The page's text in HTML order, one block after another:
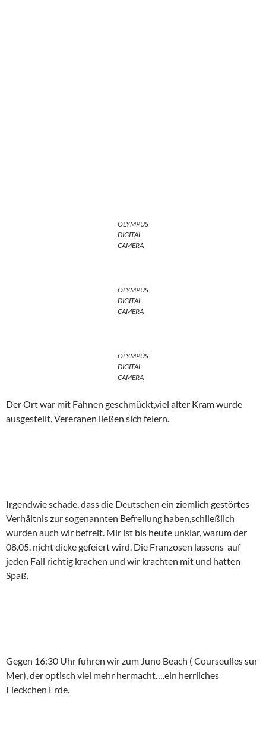
OLYMPUS
DIGITAL
CAMERA
OLYMPUS
DIGITAL
CAMERA
OLYMPUS
DIGITAL
CAMERA
Der Ort war mit Fahnen geschmückt,viel alter Kram wurde
ausgestellt, Vereranen ließen sich feiern.
Irgendwie schade, dass die Deutschen ein ziemlich gestörtes
Verhältnis zur sogenannten Befreiiung haben,schließlich
wurden auch wir befreit. Mir ist bis heute unklar, warum der
08.05. nicht dicke gefeiert wird. Die Franzosen lassens auf
jeden Fall richtig krachen und wir krachten mit und hatten
Spaß.
Gegen 16:30 Uhr fuhren wir zum Juno Beach ( Courseulles sur
Mer), der optisch viel mehr hermacht….ein herrliches
Fleckchen Erde.